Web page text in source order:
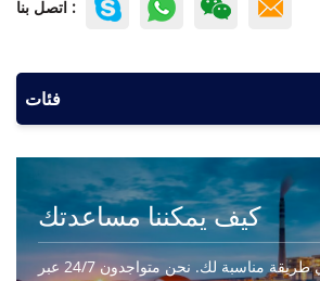
اتصل بنا :
فئات
كيف يمكننا مساعدتك
يمكنك الاتصال بنا بأي طريقة مناسبة لك. نحن متواجدون 24/7 عبر